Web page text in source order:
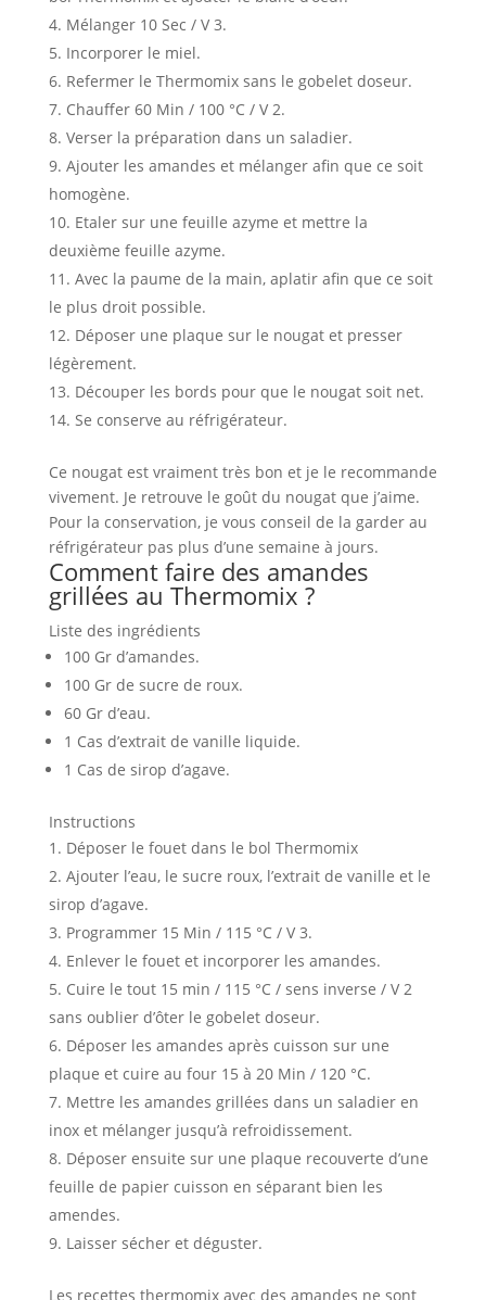
Mélanger 10 Sec / V 3.
Incorporer le miel.
Refermer le Thermomix sans le gobelet doseur.
Chauffer 60 Min / 100 °C / V 2.
Verser la préparation dans un saladier.
Ajouter les amandes et mélanger afin que ce soit
homogène.
Etaler sur une feuille azyme et mettre la
deuxième feuille azyme.
Avec la paume de la main, aplatir afin que ce soit
le plus droit possible.
Déposer une plaque sur le nougat et presser
légèrement.
Découper les bords pour que le nougat soit net.
Se conserve au réfrigérateur.
Ce nougat est vraiment très bon et je le recommande
vivement. Je retrouve le goût du nougat que j’aime.
Pour la conservation, je vous conseil de la garder au
réfrigérateur pas plus d’une semaine à jours.
Comment faire des amandes
grillées au Thermomix ?
Liste des ingrédients
100 Gr d’amandes.
100 Gr de sucre de roux.
60 Gr d’eau.
1 Cas d’extrait de vanille liquide.
1 Cas de sirop d’agave.
Instructions
Déposer le fouet dans le bol Thermomix
Ajouter l’eau, le sucre roux, l’extrait de vanille et le
sirop d’agave.
Programmer 15 Min / 115 °C / V 3.
Enlever le fouet et incorporer les amandes.
Cuire le tout 15 min / 115 °C / sens inverse / V 2
sans oublier d’ôter le gobelet doseur.
Déposer les amandes après cuisson sur une
plaque et cuire au four 15 à 20 Min / 120 °C.
Mettre les amandes grillées dans un saladier en
inox et mélanger jusqu’à refroidissement.
Déposer ensuite sur une plaque recouverte d’une
feuille de papier cuisson en séparant bien les
amendes.
Laisser sécher et déguster.
Les recettes thermomix avec des amandes ne sont